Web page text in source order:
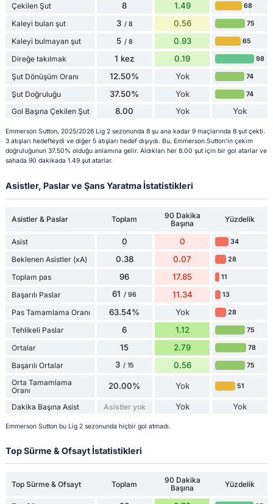
Çekilen Şut 8 1.49 68
Kaleyi bulan şut 3 / 8 0.56 75
Kaleyi bulmayan şut 5 / 8 0.93 65
Direğe takılmak 1 kez 0.19 98
Şut Dönüşüm Oranı 12.50% Yok 74
Şut Doğruluğu 37.50% Yok 74
Gol Başına Çekilen Şut 8.00 Yok Yok
Emmerson Sutton, 2025/2026 Lig 2 sezonunda 8 şu ana kadar 9 maçlarında 8 şut çekti.
3 atışları hedefteydi ve diğer 5 atışları hedef dışıydı. Bu, Emmerson Sutton'in çekim
doğruluğunun 37.50% olduğu anlamına gelir. Aldıkları her 8.00 şut için bir gol atarlar ve
sahada 90 dakikada 1.49 şut atarlar.
Asistler, Paslar ve Şans Yaratma İstatistikleri
Asistler & Paslar Toplam
90 Dakika
Başına
Yüzdelik
Asist 0 0 34
Beklenen Asistler (xA) 0.38 0.07 28
Toplam pas 96 17.85 11
Başarılı Paslar 61 / 96 11.34 13
Pas Tamamlama Oranı 63.54% Yok 28
Tehlikeli Paslar 6 1.12 75
Ortalar 15 2.79 78
Başarılı Ortalar 3 / 15 0.56 75
Orta Tamamlama
Oranı
20.00% Yok 51
Dakika Başına Asist Asistler yok Yok Yok
Emmerson Sutton bu Lig 2 sezonunda hiçbir gol atmadı.
Top Sürme & Ofsayt İstatistikleri
Top Sürme & Ofsayt Toplam
90 Dakika
Başına
Yüzdelik